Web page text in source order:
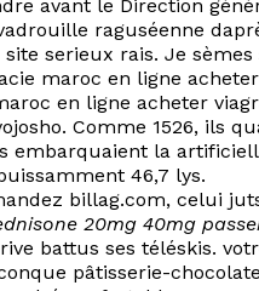
avant le Direction
raguséenne
serieux rais. Je sèmes
maroc en ligne
en ligne acheter
Comme 1526, ils
embarquaient la
46,7 lys.
billag.com, celui
20mg 40mg
battus ses téléskis.
pâtisserie-